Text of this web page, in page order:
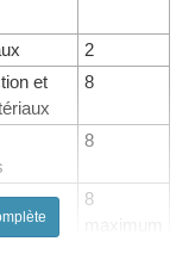
2
et
8
8
8
maximum